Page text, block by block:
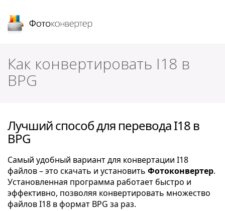
Как конвертировать I18 в
BPG
Лучший способ для перевода I18 в
BPG
Самый удобный вариант для конвертации I18
файлов – это скачать и установить Фотоконвертер.
Установленная программа работает быстро и
эффективно, позволяя конвертировать множество
файлов I18 в формат BPG за раз.